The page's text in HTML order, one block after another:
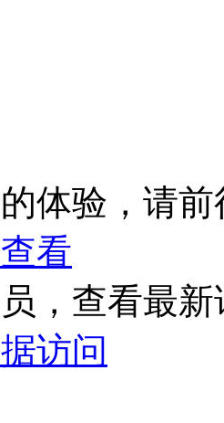
体验，请
看
，查看最
访问